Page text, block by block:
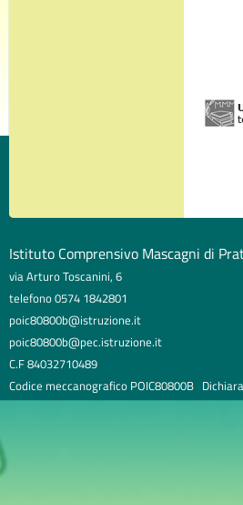
Istituto Comprensivo Mascagni di
via Arturo Toscanini, 6
telefono 0574 1842801
poic80800b@istruzione.it
poic80800b@pec.istruzione.it
C.F 84032710489
Codice meccanografico POIC80800B